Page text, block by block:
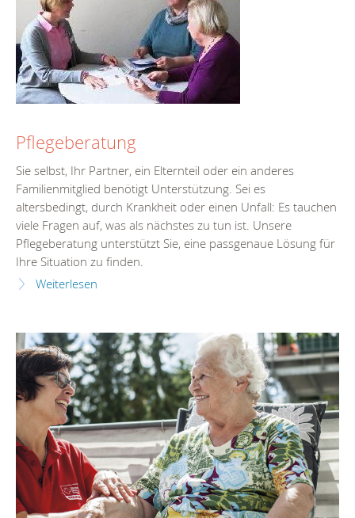
Pflegeberatung
Sie selbst, Ihr Partner, ein Elternteil oder ein anderes
Familienmitglied benötigt Unterstützung. Sei es
altersbedingt, durch Krankheit oder einen Unfall: Es tauchen
viele Fragen auf, was als nächstes zu tun ist. Unsere
Pflegeberatung unterstützt Sie, eine passgenaue Lösung für
Ihre Situation zu finden.
Weiterlesen